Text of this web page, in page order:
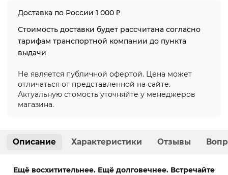
Доставка по России 1 000 ₽
Стоимость доставки будет рассчитана согласно
тарифам транспортной компании до пункта
выдачи
Не является публичной офертой. Цена может
отличаться от представленной на сайте.
Актуальную стомость уточняйте у менеджеров
магазина.
Описание Характеристики Отзывы
Ещё восхитительнее. Ещё долговечнее. Встречайте